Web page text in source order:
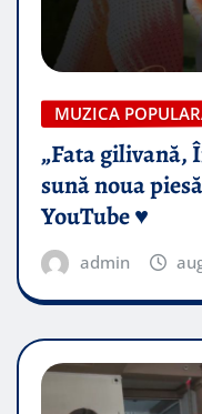
MUZICA
„Fata gilivană,
sună noua
YouTube ♥️
admin